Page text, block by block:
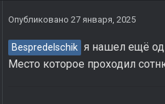
Опубликовано 27 января, 2025
Bespredelschik я нашел ещё
Место которое проходил